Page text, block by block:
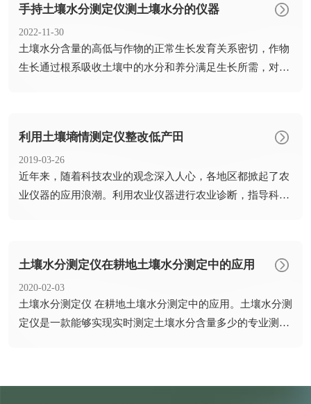
手持土壤水分测定仪测土壤水分的仪器
2022-11-30
​土壤水分含量的高低与作物的正常生长发育关系密切，作物
生长通过根系吸收土壤中的水分和养分满足生长所需，对土
利用土壤墒情测定仪整改低产田
2019-03-26
​近年来，随着科技农业的观念深入人心，各地区都掀起了农
业仪器的应用浪潮。利用农业仪器进行农业诊断，指导科学
土壤水分测定仪在耕地土壤水分测定中的应用
2020-02-03
​土壤水分测定仪 在耕地土壤水分测定中的应用。土壤水分测
定仪是一款能够实现实时测定土壤水分含量多少的专业测定